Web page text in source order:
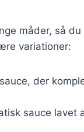
måder, så
variationer:
der
sauce lavet